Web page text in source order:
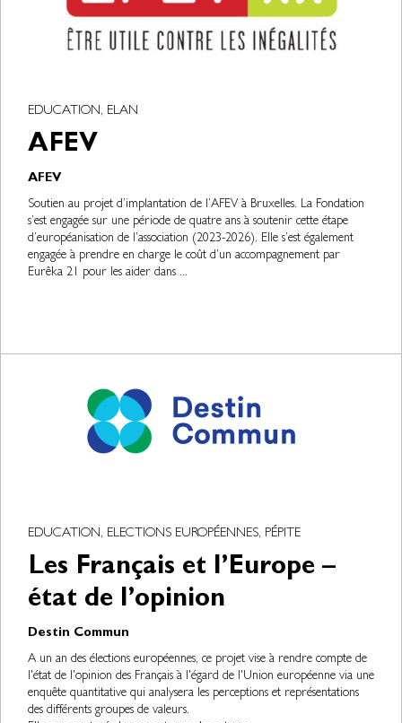
EDUCATION, ELAN
AFEV
AFEV
Soutien au projet d’implantation de l’AFEV à Bruxelles. La Fondation
s’est engagée sur une période de quatre ans à soutenir cette étape
d’européanisation de l’association (2023-2026). Elle s’est également
engagée à prendre en charge le coût d’un accompagnement par
Eurêka 21 pour les aider dans ...
EDUCATION, ELECTIONS EUROPÉENNES, PÉPITE
Les Français et l’Europe –
état de l’opinion
Destin Commun
A un an des élections européennes, ce projet vise à rendre compte de
l'état de l'opinion des Français à l'égard de l'Union européenne via une
enquête quantitative qui analysera les perceptions et représentations
des différents groupes de valeurs.